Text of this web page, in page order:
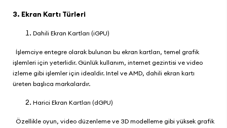
3. Ekran Kartı Türleri
Dahili Ekran Kartları (iGPU)
İşlemciye entegre olarak bulunan bu ekran kartları, temel grafik
işlemleri için yeterlidir. Günlük kullanım, internet gezintisi ve video
izleme gibi işlemler için idealdir. Intel ve AMD, dahili ekran kartı
üreten başlıca markalardır.
Harici Ekran Kartları (dGPU)
Özellikle oyun, video düzenleme ve 3D modelleme gibi yüksek grafik